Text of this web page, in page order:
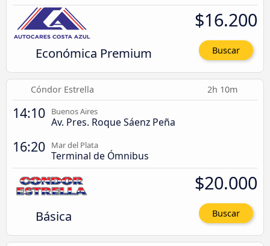
Económica Premium
$16.200
Buscar
Cóndor Estrella 2h 10m
14:10 Buenos Aires
Av. Pres. Roque Sáenz Peña
16:20 Mar del Plata
Terminal de Ómnibus
Básica
$20.000
Buscar